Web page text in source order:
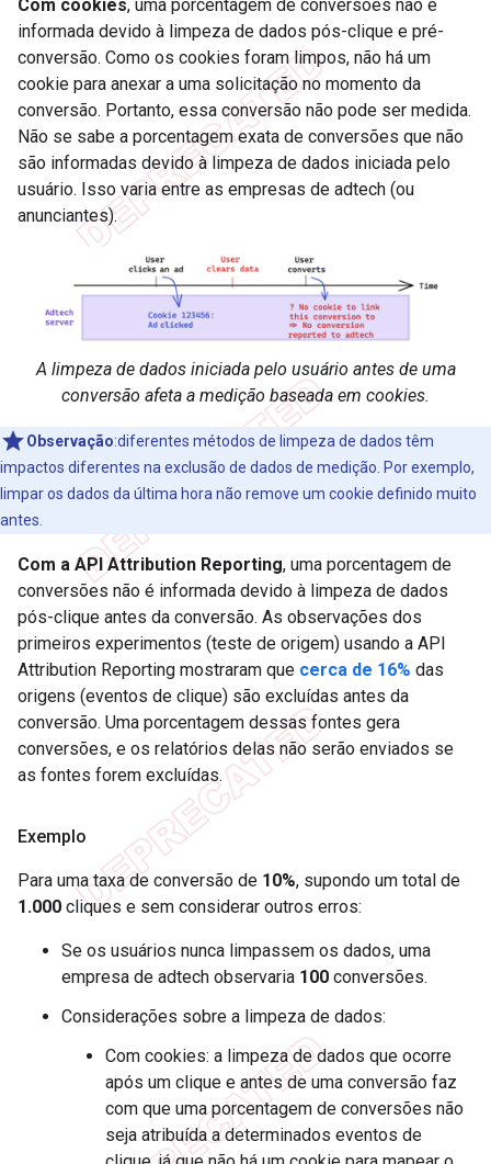
Com cookies, uma porcentagem de conversões não é
informada devido à limpeza de dados pós-clique e pré-
conversão. Como os cookies foram limpos, não há um
cookie para anexar a uma solicitação no momento da
conversão. Portanto, essa conversão não pode ser medida.
Não se sabe a porcentagem exata de conversões que não
são informadas devido à limpeza de dados iniciada pelo
usuário. Isso varia entre as empresas de adtech (ou
anunciantes).
A limpeza de dados iniciada pelo usuário antes de uma
conversão afeta a medição baseada em cookies.
Observação:diferentes métodos de limpeza de dados têm
impactos diferentes na exclusão de dados de medição. Por exemplo,
limpar os dados da última hora não remove um cookie definido muito
antes.
Com a API Attribution Reporting, uma porcentagem de
conversões não é informada devido à limpeza de dados
pós-clique antes da conversão. As observações dos
primeiros experimentos (teste de origem) usando a API
Attribution Reporting mostraram que cerca de 16% das
origens (eventos de clique) são excluídas antes da
conversão. Uma porcentagem dessas fontes gera
conversões, e os relatórios delas não serão enviados se
as fontes forem excluídas.
Exemplo
Para uma taxa de conversão de 10%, supondo um total de
1.000 cliques e sem considerar outros erros:
Se os usuários nunca limpassem os dados, uma
empresa de adtech observaria 100 conversões.
Considerações sobre a limpeza de dados:
Com cookies: a limpeza de dados que ocorre
após um clique e antes de uma conversão faz
com que uma porcentagem de conversões não
seja atribuída a determinados eventos de